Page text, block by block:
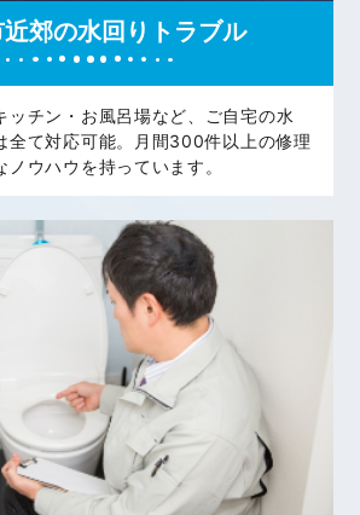
近郊の水回りトラブル
ッチン・お風呂場など、ご自宅の水
全て対応可能。月間300件以上の修理
ウハウを持っています。